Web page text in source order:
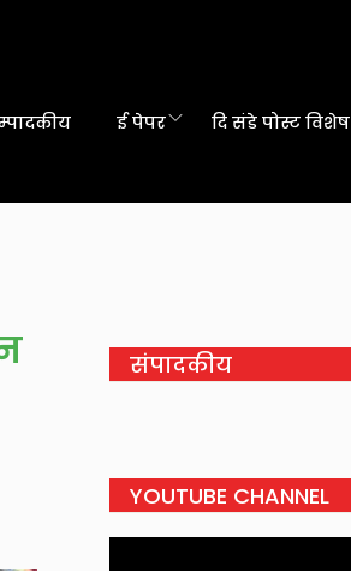
ई पेपर दि संडे पोस्ट विशेष
संपादकीय
YOUTUBE CHANNEL